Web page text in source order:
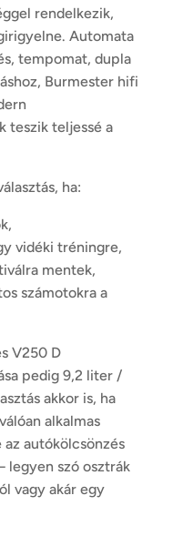
rendelkezik,
Automata
tempomat, dupla
Burmester hifi
teszik teljessé a
ha:
vidéki tréningre,
mentek,
számotokra a
V250 D
pedig 9,2 liter /
akkor is, ha
alkalmas
az autókölcsönzés
legyen szó osztrák
vagy akár egy